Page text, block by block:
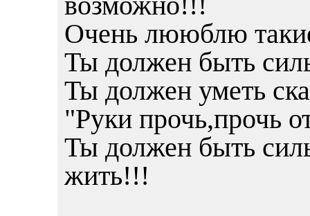
Очень лююблю
Ты должен быть
Ты должен уметь
"Руки прочь,прочь
Ты должен быть
жить!!!